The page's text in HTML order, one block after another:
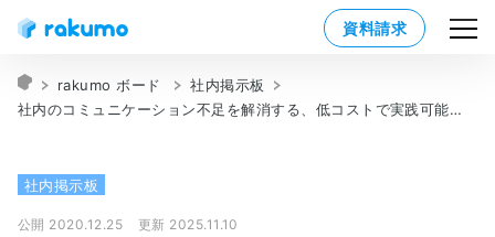
資料請求
rakumo ボード
社内掲示板
社内のコミュニケーション不足を解消する、低コストで実践可能な対策とは？
社内掲示板
公開 2020.12.25 更新 2025.11.10